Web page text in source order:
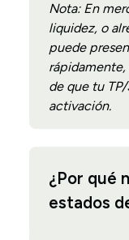
Nota: En
liquidez, o
puede
de que tu
activación.
¿Por qué
estados